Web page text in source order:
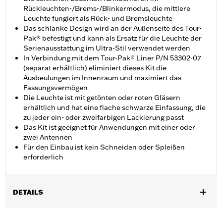
Rückleuchten-/Brems-/Blinkermodus, die mittlere
Leuchte fungiert als Rück- und Bremsleuchte
Das schlanke Design wird an der Außenseite des Tour-
Pak® befestigt und kann als Ersatz für die Leuchte der
Serienausstattung im Ultra-Stil verwendet werden
In Verbindung mit dem Tour-Pak® Liner P/N 53302-07
(separat erhältlich) eliminiert dieses Kit die
Ausbeulungen im Innenraum und maximiert das
Fassungsvermögen
Die Leuchte ist mit getönten oder roten Gläsern
erhältlich und hat eine flache schwarze Einfassung, die
zu jeder ein- oder zweifarbigen Lackierung passt
Das Kit ist geeignet für Anwendungen mit einer oder
zwei Antennen
Für den Einbau ist kein Schneiden oder Spleißen
erforderlich
DETAILS